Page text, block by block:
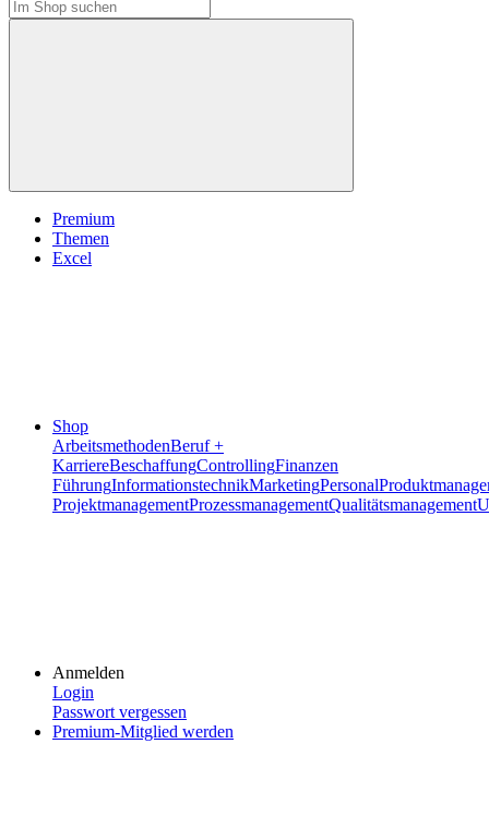
Premium
Themen
Excel
Shop
ArbeitsmethodenBeruf +
KarriereBeschaffungControllingFinanzen
FührungInformationstechnikMarketingPersonal
ProjektmanagementProzessmanagementQualitätsmanagement
Anmelden
Login
Passwort vergessen
Premium-Mitglied werden